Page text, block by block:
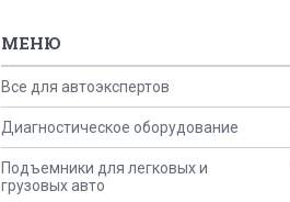
Все для автоэкспертов
Диагностическое оборудование
Подъемники для легковых и
грузовых авто